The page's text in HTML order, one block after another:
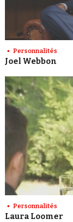
Personnalités
Joel Webbon
Personnalités
Laura Loomer